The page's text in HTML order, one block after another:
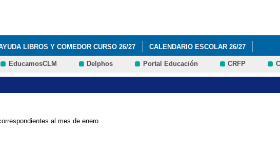
LIBROS Y COMEDOR CURSO 26/27 CALENDARIO ESCOLAR 26/27
LISTADOS DE LIBROS Y MATERIALES 1º Y 2º EDUCACIÓN PRIMARIA (CURSO 2026 /
EducamosCLM Delphos Portal Educación CRFP
al mes de enero